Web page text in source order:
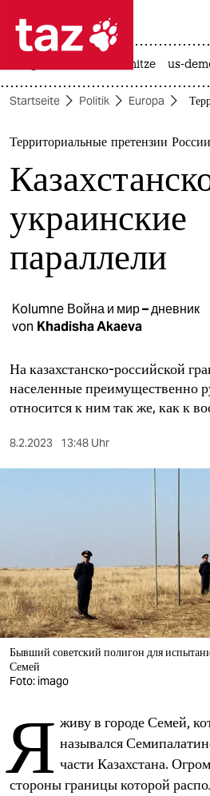
 taz zahl ich
taz zahl ich
themen
politik
öko
gesellschaft
sport
berlin
nord
verlag
fragen & hilfe
unterstützen
abo
genossenschaft
epaper login
hitze us-
Startseite Politik Europa
Территориальные претензии
украинские
параллели
Kolumne Война и мир – дневник
von Khadisha Akaeva
На казахстанско-российской
населенные преимущественно
относится к ним так же, как к
8.2.2023 13:48 Uhr
Бывший советский полигон для
Семей
Foto: imago
Я живу в городе Семей,
назывался
части Казахстана.
стороны границы которой